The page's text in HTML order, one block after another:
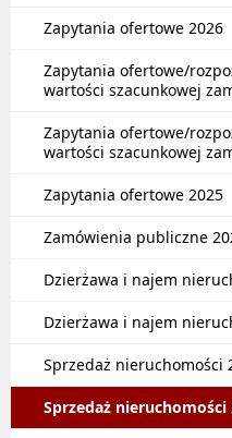
Zapytania ofertowe 2026
Zapytania ofertowe/
wartości szacunkowej
Zapytania ofertowe/
wartości szacunkowej
Zapytania ofertowe 2025
Zamówienia publiczne
Dzierżawa i najem
Dzierżawa i najem
Sprzedaż nieruchomości
Sprzedaż nieruchomości